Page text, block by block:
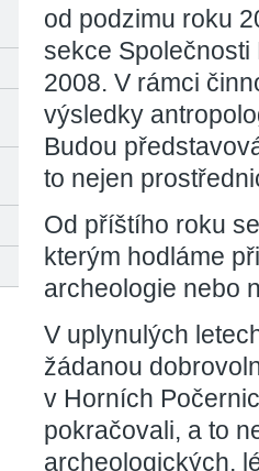
od podzimu roku
sekce
2008. V rámci
výsledky
Budou
to nejen
Od příštího roku
kterým hodláme
archeologie nebo
V uplynulých
žádanou
v Horních
pokračovali, a to
archeologických,